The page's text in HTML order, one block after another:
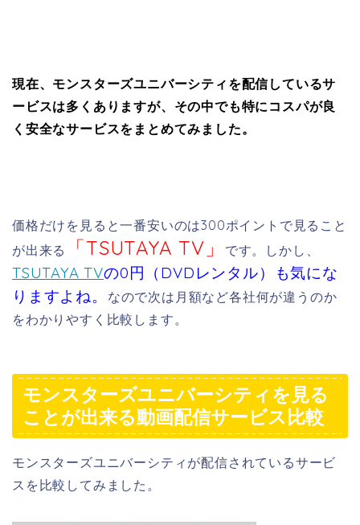
現在、モンスターズユニバーシティを配信しているサ
ービスは多くありますが、その中でも特にコスパが良
く安全なサービスをまとめてみました。
価格だけを見ると一番安いのは300ポイントで見ること
が出来る
「TSUTAYA TV」 です。しかし、
TSUTAYA TVの0円（DVDレンタル）も気にな
りますよね。
なので次は月額など各社何が違うのか
をわかりやすく比較します。
モンスターズユニバーシティを見る
ことが出来る動画配信サービス比較
モンスターズユニバーシティが配信されているサービ
スを比較してみました。